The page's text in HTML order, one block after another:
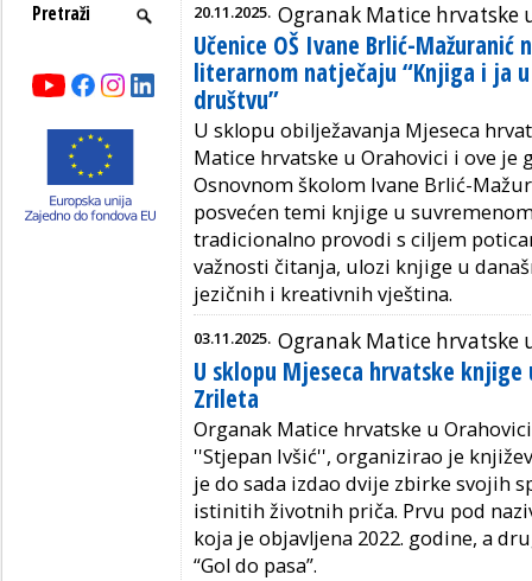
20.11.2025. Ogranak Matice hrvatske
Učenice OŠ Ivane Brlić-Mažuranić
literarnom natječaju “Knjiga i ja
društvu”
U sklopu obilježavanja Mjeseca
Matice hrvatske u Orahovici i ove je
Osnovnom školom Ivane Brlić-
posvećen temi knjige u
tradicionalno provodi s ciljem
važnosti čitanja, ulozi knjige u
jezičnih i kreativnih vještina.
03.11.2025. Ogranak Matice hrvatske
U sklopu Mjeseca hrvatske
Zrileta
Organak Matice hrvatske u
''Stjepan Ivšić'', organizirao je
je do sada izdao dvije zbirke svojih
istinitih životnih priča. Prvu pod
koja je objavljena 2022. godine, a
“Gol do pasa”.